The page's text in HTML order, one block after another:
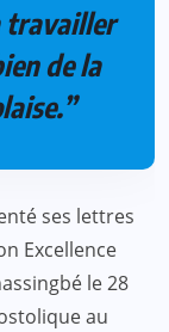
travailler
de la
ses lettres
Excellence
le 28
au